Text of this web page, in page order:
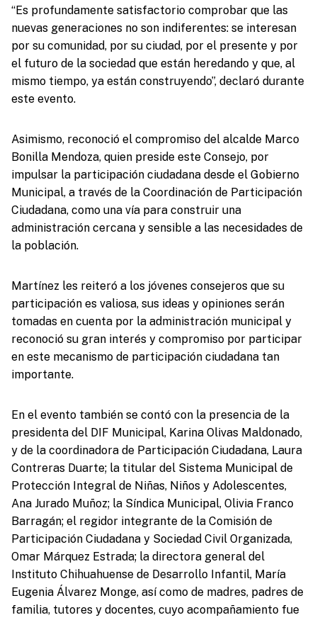
“Es profundamente satisfactorio comprobar que las
nuevas generaciones no son indiferentes: se interesan
por su comunidad, por su ciudad, por el presente y por
el futuro de la sociedad que están heredando y que, al
mismo tiempo, ya están construyendo”, declaró durante
este evento.
Asimismo, reconoció el compromiso del alcalde Marco
Bonilla Mendoza, quien preside este Consejo, por
impulsar la participación ciudadana desde el Gobierno
Municipal, a través de la Coordinación de Participación
Ciudadana, como una vía para construir una
administración cercana y sensible a las necesidades de
la población.
Martínez les reiteró a los jóvenes consejeros que su
participación es valiosa, sus ideas y opiniones serán
tomadas en cuenta por la administración municipal y
reconoció su gran interés y compromiso por participar
en este mecanismo de participación ciudadana tan
importante.
En el evento también se contó con la presencia de la
presidenta del DIF Municipal, Karina Olivas Maldonado,
y de la coordinadora de Participación Ciudadana, Laura
Contreras Duarte; la titular del Sistema Municipal de
Protección Integral de Niñas, Niños y Adolescentes,
Ana Jurado Muñoz; la Síndica Municipal, Olivia Franco
Barragán; el regidor integrante de la Comisión de
Participación Ciudadana y Sociedad Civil Organizada,
Omar Márquez Estrada; la directora general del
Instituto Chihuahuense de Desarrollo Infantil, María
Eugenia Álvarez Monge, así como de madres, padres de
familia, tutores y docentes, cuyo acompañamiento fue